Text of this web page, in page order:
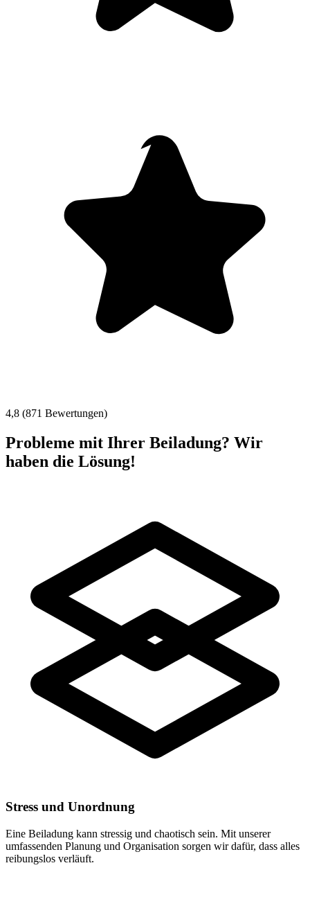
4,8 (871 Bewertungen)
Probleme mit Ihrer Beiladung? Wir
haben die Lösung!
Stress und Unordnung
Eine Beiladung kann stressig und chaotisch sein. Mit unserer
umfassenden Planung und Organisation sorgen wir dafür, dass alles
reibungslos verläuft.